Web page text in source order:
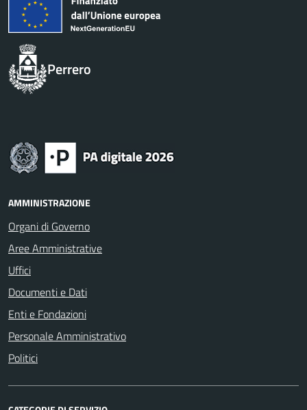
Perrero
AMMINISTRAZIONE
Organi di Governo
Aree Amministrative
Uffici
Documenti e Dati
Enti e Fondazioni
Personale Amministrativo
Politici